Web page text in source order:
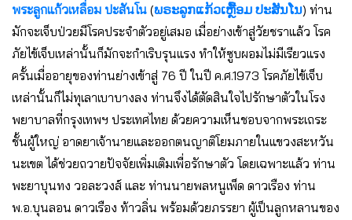
พระลูกแก้วเหลื่อม ปะสันโน (ພຣະລູກແກ້ວເຫຼື້ອມ ປະສັນໂນ) ท่าน
มักจะเจ็บป่วยมีโรคประจำตัวอยู่เสมอ เมื่อย่างเข้าสู่วัยชราแล้ว โรค
ภัยไข้เจ็บเหล่านั้นก็มักจะกำเริบรุนแรง ทำให้ซูบผอมไม่มีเรียวแรง
ครั้นเมื่ออายุของท่านย่างเข้าสู่ 76 ปี ในปี ค.ศ.1973 โรคภัยไข้เจ็บ
เหล่านั้นก็ไม่ทุเลาเบาบางลง ท่านจึงได้ตัดสินใจไปรักษาตัวในโรง
พยาบาลที่กรุงเทพฯ ประเทศไทย ด้วยความเห็นชอบจากพระเถระ
ชั้นผู้ใหญ่ อาดยาเจ้านายและออกตนญาติโยมภายในแขวงสะหวัน
นะเขต ได้ช่วยถวายปัจจัยเพิ่มเติมเพื่อรักษาตัว โดยเฉพาะแล้ว ท่าน
พะยาบุนทง วอละวงส์ และ ท่านนายพลหนูเพ็ด ดาวเรือง ท่าน
พ.อ.บุนลอน ดาวเรือง ท้าวลิ่น พร้อมด้วยภรรยา ผู้เป็นลูกหลานของ